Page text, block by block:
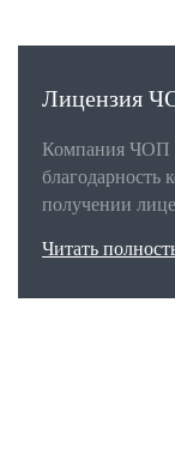
Лицензия
Компания ЧОП
получении
Читать